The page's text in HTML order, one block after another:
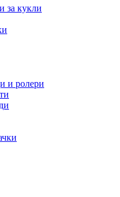
за кукли
и ролери